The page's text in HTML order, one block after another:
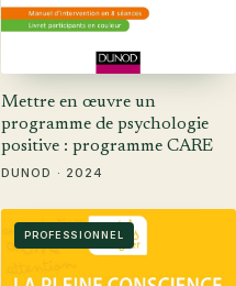
Mettre en œuvre un
programme de psychologie
positive : programme CARE
DUNOD · 2024
PROFESSIONNEL